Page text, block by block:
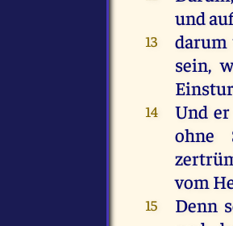
und
13 darum
sein,
14 Und er
ohne
vom
15 Denn